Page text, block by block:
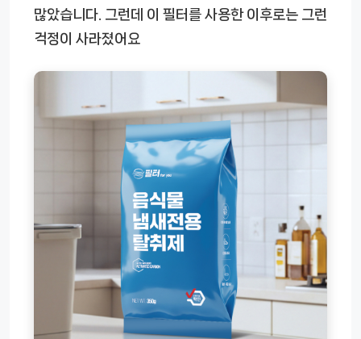
많았습니다. 그런데 이 필터를 사용한 이후로는 그런
걱정이 사라졌어요